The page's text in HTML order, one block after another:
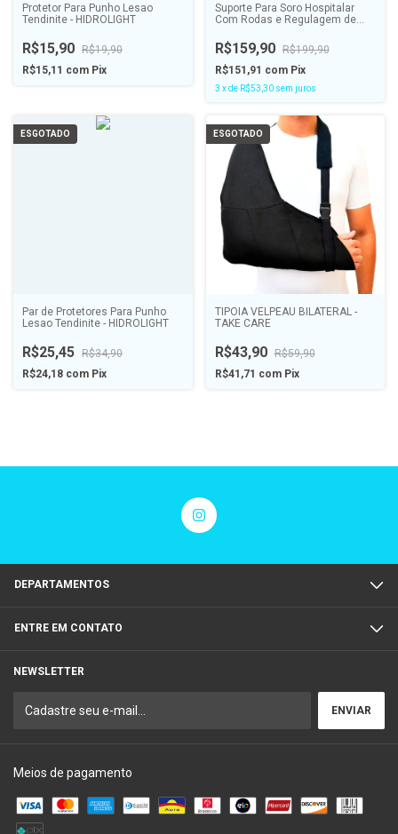
Protetor Para Punho Lesao
Tendinite - HIDROLIGHT
R$15,90 R$19,90
R$15,11 com Pix
Suporte Para Soro Hospitalar
Com Rodas e Regulagem de
R$159,90 R$199,90
R$151,91 com Pix
3 xde R$53,30 sem juros
ESGOTADO
Par de Protetores Para Punho
Lesao Tendinite - HIDROLIGHT
R$25,45 R$34,90
R$24,18 com Pix
ESGOTADO
TIPOIA VELPEAU BILATERAL -
TAKE CARE
R$43,90 R$59,90
R$41,71 com Pix
DEPARTAMENTOS
ENTRE EM CONTATO
NEWSLETTER
Meios de pagamento